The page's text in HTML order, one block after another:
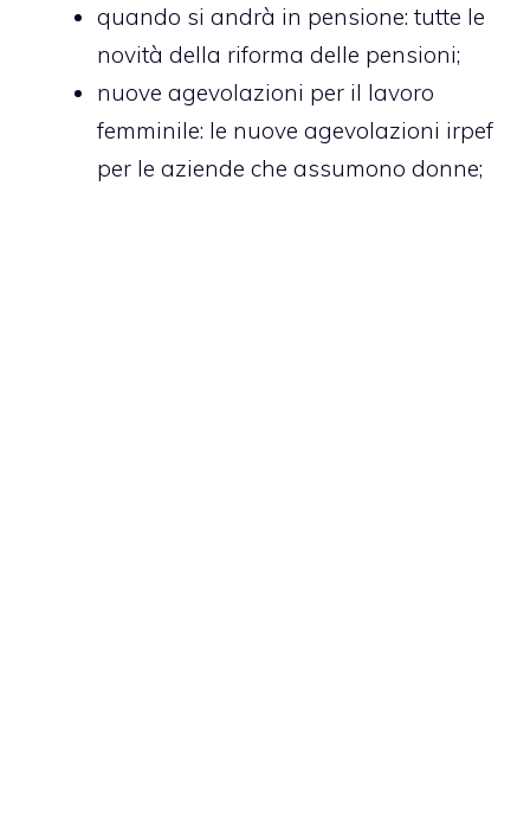
quando si andrà in pensione: tutte le
novità della riforma delle pensioni;
nuove agevolazioni per il lavoro
femminile: le nuove agevolazioni irpef
per le aziende che assumono donne;